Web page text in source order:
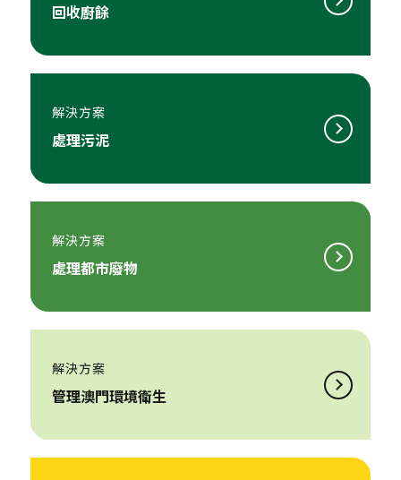
回收廚餘
解決方案
處理污泥
解決方案
處理都市廢物
解決方案
管理澳門環境衛生